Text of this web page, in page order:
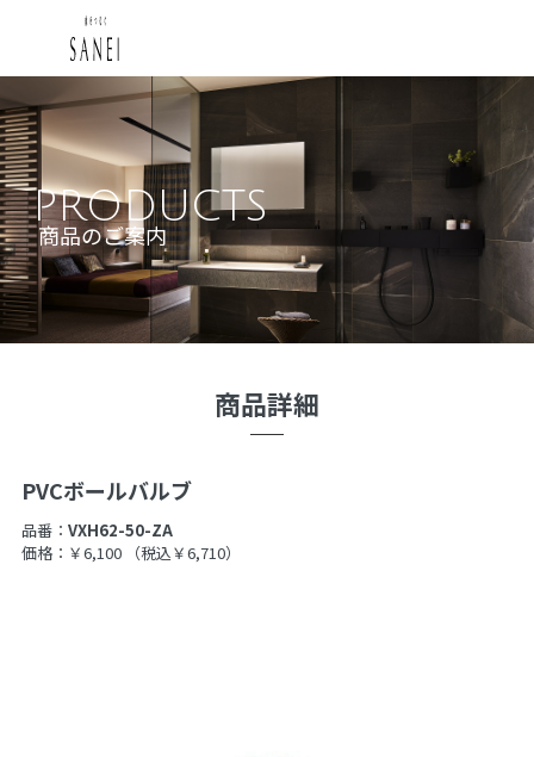
PRODUCTS
商品のご案内
商品詳細
PVCボールバルブ
品番： VXH62-50-ZA
価格：￥6,100
（税込￥6,710）